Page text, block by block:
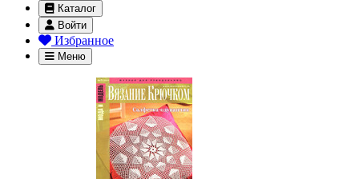
Каталог
Войти
Избранное
Меню